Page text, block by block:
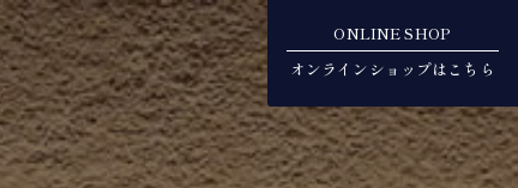
ONLINE SHOP
オンラインショップはこちら